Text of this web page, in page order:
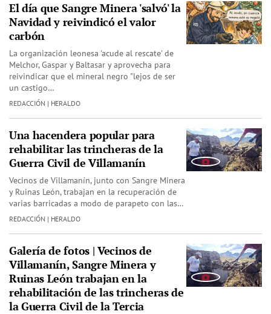
El día que Sangre Minera 'salvó' la
Navidad y reivindicó el valor
carbón
La organización leonesa 'acude al rescate' de
Melchor, Gaspar y Baltasar y aprovecha para
reivindicar que el mineral negro "lejos de ser
un castigo…
REDACCIÓN | HERALDO
Una hacendera popular para
rehabilitar las trincheras de la
Guerra Civil de Villamanín
Vecinos de Villamanín, junto con Sangre Minera
y Ruinas León, trabajan en la recuperación de
varias barricadas a modo de parapeto con las…
REDACCIÓN | HERALDO
Galería de fotos | Vecinos de
Villamanín, Sangre Minera y
Ruinas León trabajan en la
rehabilitación de las trincheras de
la Guerra Civil de la Tercia